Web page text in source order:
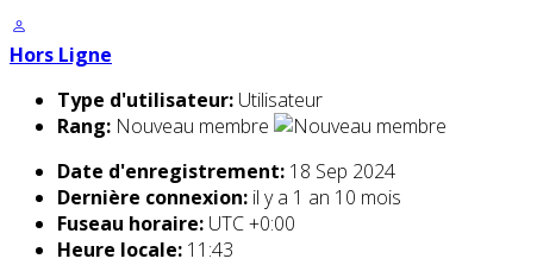
Hors Ligne
Type d'utilisateur: Utilisateur
Rang: Nouveau membre
Date d'enregistrement: 18 Sep 2024
Dernière connexion: il y a 1 an 10 mois
Fuseau horaire: UTC +0:00
Heure locale: 11:43